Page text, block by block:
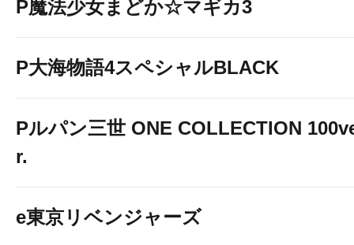
P魔法少女まどか☆マギカ3
P大海物語4スペシャルBLACK
Pルパン三世 ONE COLLECTION
r.
e東京リベンジャーズ